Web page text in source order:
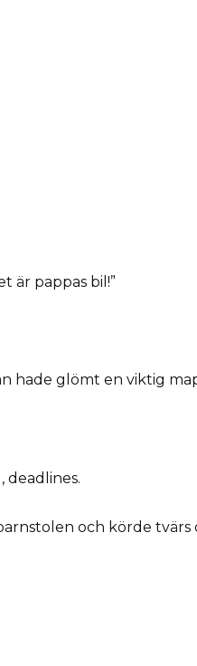
är pappas bil!”
hade glömt en viktig
deadlines.
och körde tvärs